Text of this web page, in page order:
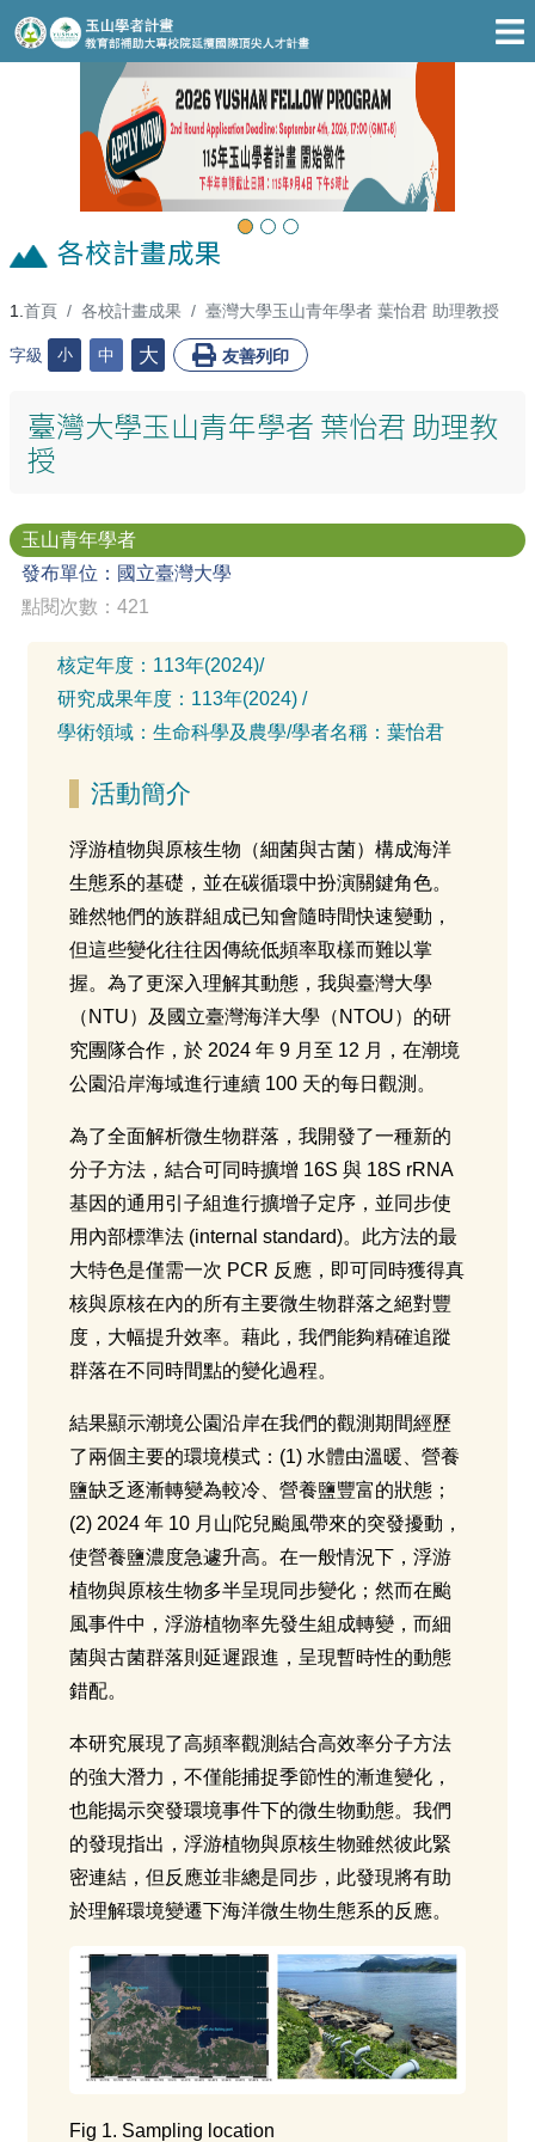
跳至主要內容區
Previous
各校計畫成果
::: 首頁 各校計畫成果 臺灣大學玉山青年學者 葉怡君 助理教授
字級 小 中 大 友善列印
臺灣大學玉山青年學者 葉怡君 助理教
授
玉山青年學者
發布單位：國立臺灣大學
點閱次數：421
核定年度： 113年(2024)/
研究成果年度： 113年(2024) /
學術領域： 生命科學及農學/學者名稱： 葉怡君
活動簡介
浮游植物與原核生物（細菌與古菌）構成海洋
生態系的基礎，並在碳循環中扮演關鍵角色。
雖然牠們的族群組成已知會隨時間快速變動，
但這些變化往往因傳統低頻率取樣而難以掌
握。為了更深入理解其動態，我與臺灣大學
（NTU）及國立臺灣海洋大學（NTOU）的研
究團隊合作，於 2024 年 9 月至 12 月，在潮境
公園沿岸海域進行連續 100 天的每日觀測。
為了全面解析微生物群落，我開發了一種新的
分子方法，結合可同時擴增 16S 與 18S rRNA
基因的通用引子組進行擴增子定序，並同步使
用內部標準法 (internal standard)。此方法的最
大特色是僅需一次 PCR 反應，即可同時獲得真
核與原核在內的所有主要微生物群落之絕對豐
度，大幅提升效率。藉此，我們能夠精確追蹤
群落在不同時間點的變化過程。
結果顯示潮境公園沿岸在我們的觀測期間經歷
了兩個主要的環境模式：(1) 水體由溫暖、營養
鹽缺乏逐漸轉變為較冷、營養鹽豐富的狀態；
(2) 2024 年 10 月山陀兒颱風帶來的突發擾動，
使營養鹽濃度急遽升高。在一般情況下，浮游
植物與原核生物多半呈現同步變化；然而在颱
風事件中，浮游植物率先發生組成轉變，而細
菌與古菌群落則延遲跟進，呈現暫時性的動態
錯配。
本研究展現了高頻率觀測結合高效率分子方法
的強大潛力，不僅能捕捉季節性的漸進變化，
也能揭示突發環境事件下的微生物動態。我們
的發現指出，浮游植物與原核生物雖然彼此緊
密連結，但反應並非總是同步，此發現將有助
於理解環境變遷下海洋微生物生態系的反應。
Fig 1. Sampling location